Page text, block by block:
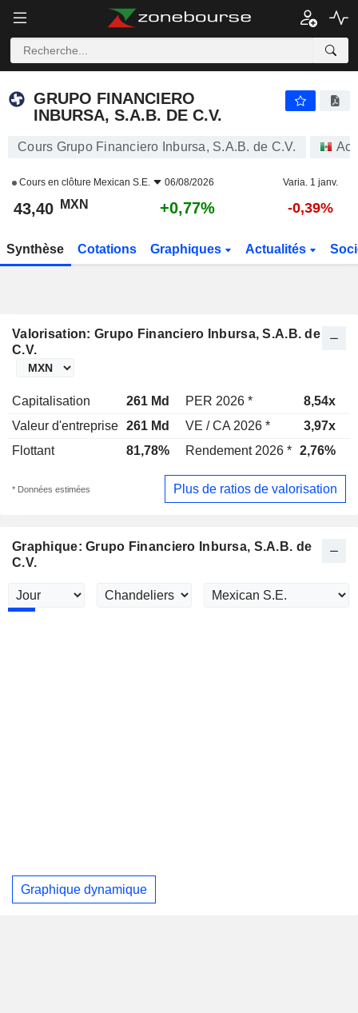
GRUPO FINANCIERO
INBURSA, S.A.B. DE C.V.
Cours Grupo Financiero Inbursa, S.A.B. de C.V.
Cours en clôture Mexican S.E. 06/08/2026 Varia. 1 janv.
43,40 MXN +0,77% -0,39%
Synthèse Cotations Graphiques Actualités
Valorisation: Grupo Financiero Inbursa, S.A.B. de
C.V.
Capitalisation 261 Md PER 2026 * 8,54x
Valeur d'entreprise 261 Md VE / CA 2026 * 3,97x
Flottant
81,78% Rendement 2026 * 2,76%
* Données estimées Plus de ratios de valorisation
Graphique: Grupo Financiero Inbursa, S.A.B. de
C.V.
Graphique dynamique